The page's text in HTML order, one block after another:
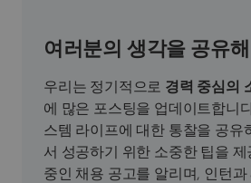
여러분의 생각을 공유
우리는 정기적으로 경력 중심의
에 많은 포스팅을 업데이트합니
스템 라이프에 대한 통찰을 공유
서 성공하기 위한 소중한 팁을 제
중인 채용 공고를 알리며, 인턴과